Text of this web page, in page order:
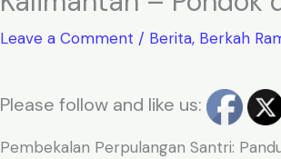
Leave a Comment / Berita, Berkah
Please follow and like us:
Pembekalan Perpulangan Santri: